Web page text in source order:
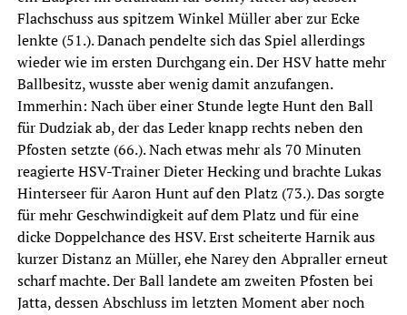
Flachschuss aus spitzem Winkel Müller aber zur Ecke
lenkte (51.). Danach pendelte sich das Spiel allerdings
wieder wie im ersten Durchgang ein. Der HSV hatte mehr
Ballbesitz, wusste aber wenig damit anzufangen.
Immerhin: Nach über einer Stunde legte Hunt den Ball
für Dudziak ab, der das Leder knapp rechts neben den
Pfosten setzte (66.). Nach etwas mehr als 70 Minuten
reagierte HSV-Trainer Dieter Hecking und brachte Lukas
Hinterseer für Aaron Hunt auf den Platz (73.). Das sorgte
für mehr Geschwindigkeit auf dem Platz und für eine
dicke Doppelchance des HSV. Erst scheiterte Harnik aus
kurzer Distanz an Müller, ehe Narey den Abpraller erneut
scharf machte. Der Ball landete am zweiten Pfosten bei
Jatta, dessen Abschluss im letzten Moment aber noch